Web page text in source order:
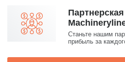
Станьте нашим
прибыль за